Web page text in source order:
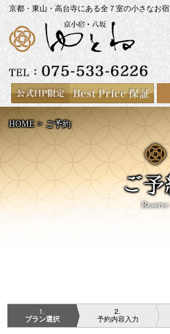
京都・東山・高台寺にある全７室の小さなお宿
HOME ご予約
1
プラン選択
2
予約内容入力